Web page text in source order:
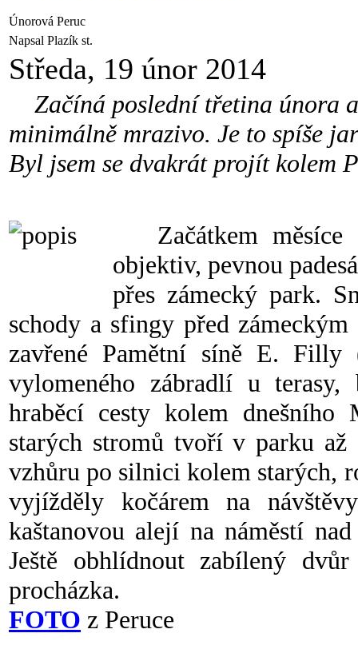
Únorová Peruc
Napsal Plazík st.
Středa, 19 únor 2014
Začíná poslední třetina února
minimálně mrazivo. Je to spíše
Byl jsem se dvakrát projít kolem
Začátkem měsíce
objektiv, pevnou
přes zámecký park.
schody a sfingy před
zavřené Pamětní síně E. Filly
vylomeného zábradlí u
hraběcí cesty kolem dnešního
starých stromů tvoří v parku
vzhůru po silnici kolem starých,
vyjížděly kočárem na
kaštanovou alejí na náměstí
Ještě obhlídnout zabílený
procházka.
FOTO z Peruce